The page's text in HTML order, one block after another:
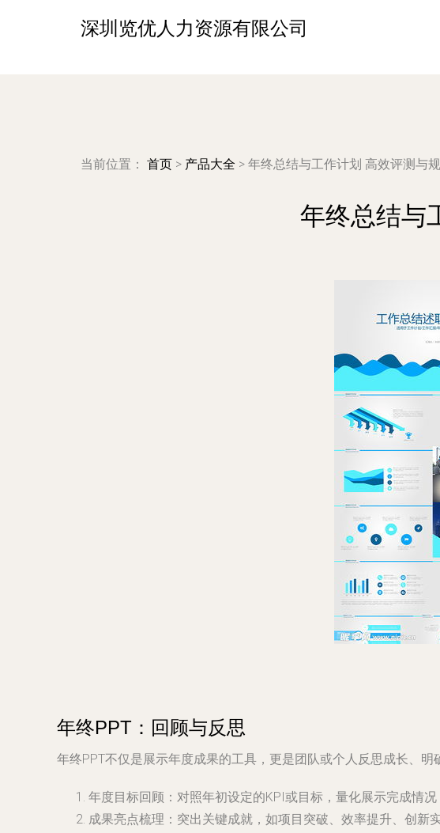
深圳览优人力资源有限公司
当前位置： 首页 > 产品大全 > 年终总结与工作计划 高效评测与
年终总结与
年终PPT：回顾与反思
年终PPT不仅是展示年度成果的工具，更是团队或个人反思成长、
年度目标回顾 ：对照年初设定的KPI或目标，量化展示完成情
成果亮点梳理 ：突出关键成就，如项目突破、效率提升、创新